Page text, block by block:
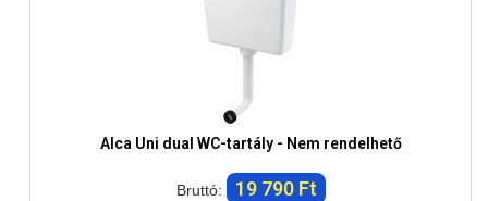
Alca Uni dual WC-tartály - Nem rendelhető
Bruttó: 19 790 Ft